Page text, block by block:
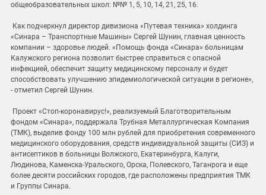
общеобразовательных школ: №№ 1, 5, 10, 14, 21, 25, 16.
Как подчеркнул директор дивизиона «Путевая техника» холдинга
«Синара – Транспортные Машины» Сергей Шунин, главная ценность
компании – здоровье людей. «Помощь фонда «Синара» больницам
Калужского региона позволит быстрее справиться с опасной
инфекцией, обеспечит защиту медицинскому персоналу и будет
способствовать улучшению эпидемиологической ситуации в регионе»,
- отметил Сергей Шунин.
Проект «Стоп-коронавирус!», реализуемый Благотворительным
фондом «Синара», поддержала Трубная Металлургическая Компания
(ТМК), выделив фонду 100 млн рублей для приобретения современного
медицинского оборудования, средств индивидуальной защиты (СИЗ) и
антисептиков в больницы Волжского, Екатеринбурга, Калуги,
Людинова, Каменска-Уральского, Орска, Полевского, Таганрога и еще
более десяти российских городов, где расположены предприятия ТМК
и Группы Синара.